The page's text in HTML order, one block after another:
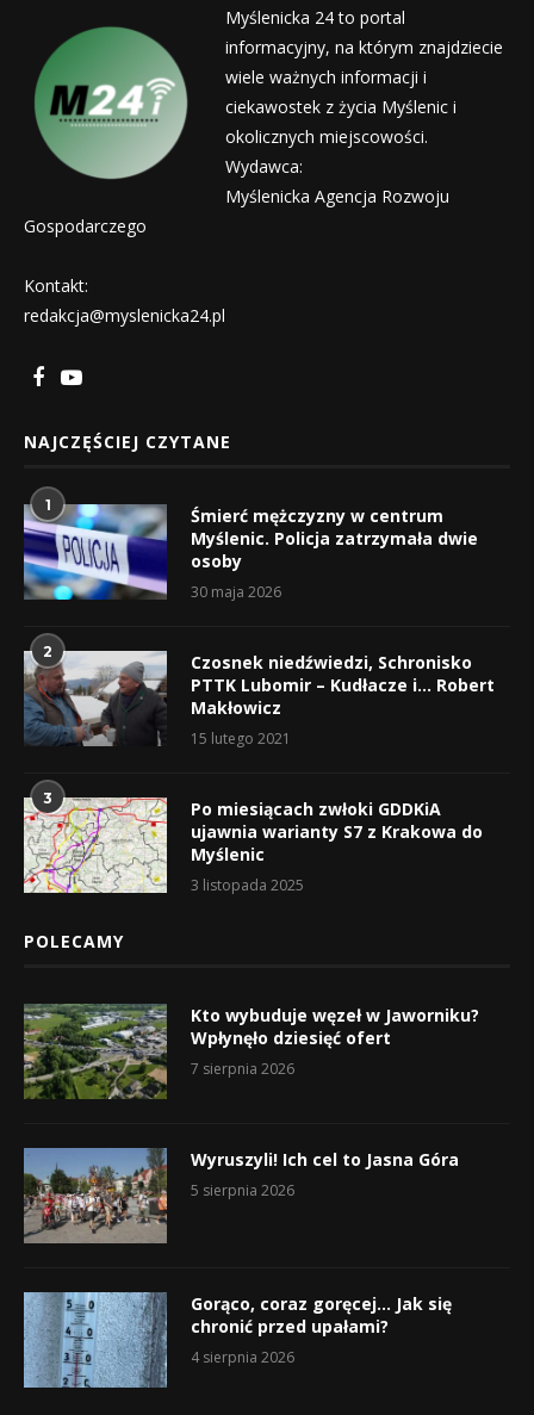
Myślenicka 24 to portal
informacyjny, na którym znajdziecie
wiele ważnych informacji i
ciekawostek z życia Myślenic i
okolicznych miejscowości.
Wydawca:
Myślenicka Agencja Rozwoju
Gospodarczego
Kontakt:
redakcja@myslenicka24.pl
NAJCZĘŚCIEJ CZYTANE
1
Śmierć mężczyzny w centrum
Myślenic. Policja zatrzymała dwie
osoby
30 maja 2026
2
Czosnek niedźwiedzi, Schronisko
PTTK Lubomir – Kudłacze i… Robert
Makłowicz
15 lutego 2021
3
Po miesiącach zwłoki GDDKiA
ujawnia warianty S7 z Krakowa do
Myślenic
3 listopada 2025
POLECAMY
Kto wybuduje węzeł w Jaworniku?
Wpłynęło dziesięć ofert
7 sierpnia 2026
Wyruszyli! Ich cel to Jasna Góra
5 sierpnia 2026
Gorąco, coraz goręcej… Jak się
chronić przed upałami?
4 sierpnia 2026